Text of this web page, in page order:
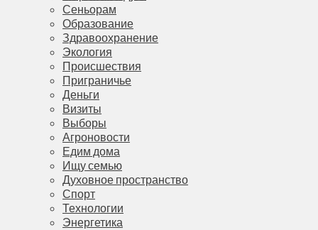
Сеньорам
Образование
Здравоохранение
Экология
Происшествия
Приграничье
Деньги
Визиты
Выборы
Агроновости
Едим дома
Ищу семью
Духовное пространство
Спорт
Технологии
Энергетика